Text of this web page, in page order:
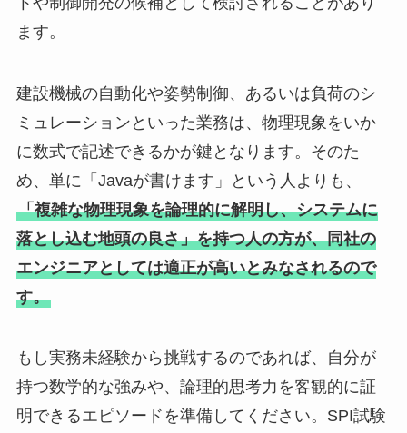
ます。
建設機械の自動化や姿勢制御、あるいは負荷のシ
ミュレーションといった業務は、物理現象をいか
に数式で記述できるかが鍵となります。そのた
め、単に「Javaが書けます」という人よりも、
「複雑な物理現象を論理的に解明し、システムに
落とし込む地頭の良さ」を持つ人の方が、同社の
エンジニアとしては適正が高いとみなされるので
す。
もし実務未経験から挑戦するのであれば、自分が
持つ数学的な強みや、論理的思考力を客観的に証
明できるエピソードを準備してください。SPI試験